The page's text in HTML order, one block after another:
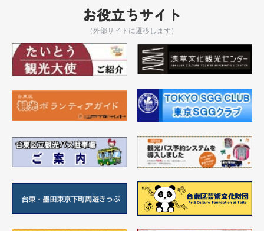
お役立ちサイト
（外部サイトに遷移します）